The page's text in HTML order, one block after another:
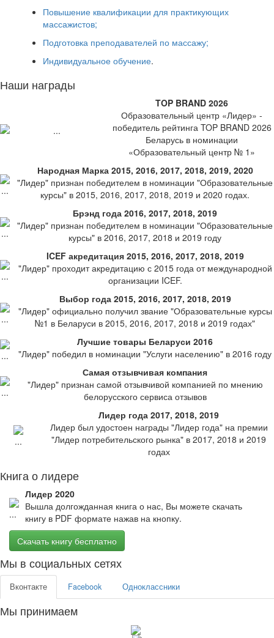
Повышение квалификации для практикующих
массажистов;
Подготовка преподавателей по массажу;
Индивидуальное обучение.
Наши награды
TOP BRAND 2026
Образовательный центр «Лидер» -
победитель рейтинга TOP BRAND 2026
Беларусь в номинации
«Образовательный центр № 1»
Народная Марка 2015, 2016, 2017, 2018, 2019, 2020
"Лидер" признан победителем в номинации "Образовательные
курсы" в 2015, 2016, 2017, 2018, 2019 и 2020 годах.
Брэнд года 2016, 2017, 2018, 2019
"Лидер" признан победителем в номинации "Образовательные
курсы" в 2016, 2017, 2018 и 2019 году
ICEF акредитация 2015, 2016, 2017, 2018, 2019
"Лидер" проходит акредитацию с 2015 года от международной
организации ICEF.
Выбор года 2015, 2016, 2017, 2018, 2019
"Лидер" официально получил звание "Образовательные курсы
№1 в Беларуси в 2015, 2016, 2017, 2018 и 2019 годах"
Лучшие товары Беларуси 2016
"Лидер" победил в номинации "Услуги населению" в 2016 году
Самая отзывчивая компания
"Лидер" признан самой отзывчивой компанией по мнению
белорусского сервиса отзывов
Лидер года 2017, 2018, 2019
Лидер был удостоен награды "Лидер года" на премии
"Лидер потребительского рынка" в 2017, 2018 и 2019
годах
Книга о лидере
Лидер 2020
Вышла долгожданная книга о нас, Вы можете скачать
книгу в PDF формате нажав на кнопку.
Скачать книгу бесплатно
Мы в социальных сетях
Вконтакте Facebook Одноклассники
Мы принимаем